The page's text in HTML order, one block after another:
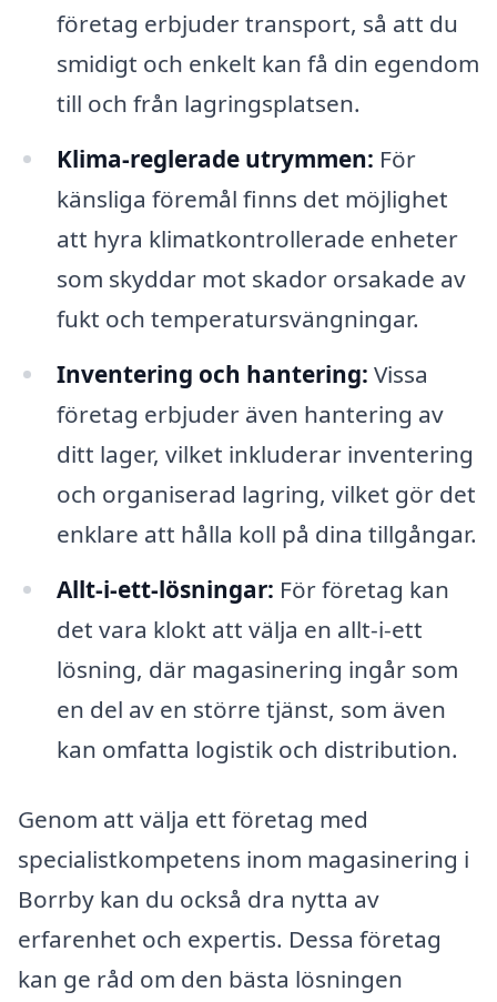
företag erbjuder transport, så att du
smidigt och enkelt kan få din egendom
till och från lagringsplatsen.
Klima-reglerade utrymmen: För
känsliga föremål finns det möjlighet
att hyra klimatkontrollerade enheter
som skyddar mot skador orsakade av
fukt och temperatursvängningar.
Inventering och hantering: Vissa
företag erbjuder även hantering av
ditt lager, vilket inkluderar inventering
och organiserad lagring, vilket gör det
enklare att hålla koll på dina tillgångar.
Allt-i-ett-lösningar: För företag kan
det vara klokt att välja en allt-i-ett
lösning, där magasinering ingår som
en del av en större tjänst, som även
kan omfatta logistik och distribution.
Genom att välja ett företag med
specialistkompetens inom magasinering i
Borrby kan du också dra nytta av
erfarenhet och expertis. Dessa företag
kan ge råd om den bästa lösningen